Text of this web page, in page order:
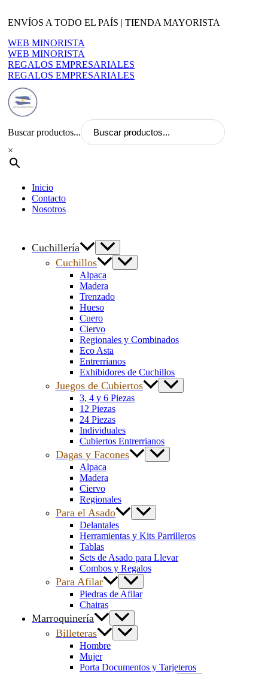
al
ENVÍOS A TODO EL PAÍS | TIENDA MAYORISTA
WEB MINORISTA
WEB MINORISTA
REGALOS EMPRESARIALES
REGALOS EMPRESARIALES
Buscar productos...
×
Inicio
Contacto
Nosotros
Cuchillería
Cuchillos
Alpaca
Madera
Trenzado
Hueso
Cuero
Ciervo
Regionales y Combinados
Eco Asta
Entrerrianos
Exhibidores de Cuchillos
Juegos de Cubiertos
3, 4 y 6 Piezas
12 Piezas
24 Piezas
Individuales
Cubiertos Entrerrianos
Dagas y Facones
Alpaca
Madera
Ciervo
Regionales
Para el Asado
Delantales
Herramientas y Kits Parrilleros
Tablas
Sets de Asado para Llevar
Combos y Regalos
Para Afilar
Piedras de Afilar
Chairas
Marroquinería
Billeteras
Hombre
Mujer
Porta Documentos y Tarjeteros